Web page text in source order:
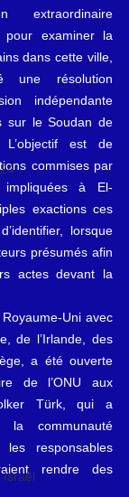
Israël
extraordinaire
pour examiner la
dans cette ville,
une résolution
indépendante
sur le Soudan de
est de
commises par
impliquées à El-
exactions ces
lorsque
présumés afin
actes devant la
Uni avec
de l’Irlande, des
a été ouverte
de l’ONU aux
Türk, qui a
la communauté
responsables
rendre des